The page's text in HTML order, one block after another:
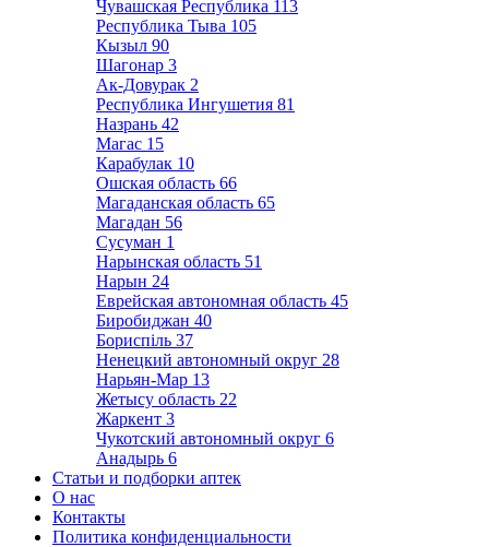
Чувашская Республика 113
Республика Тыва 105
Кызыл 90
Шагонар 3
Ак-Довурак 2
Республика Ингушетия 81
Назрань 42
Магас 15
Карабулак 10
Ошская область 66
Магаданская область 65
Магадан 56
Сусуман 1
Нарынская область 51
Нарын 24
Еврейская автономная область 45
Биробиджан 40
Бориспіль 37
Ненецкий автономный округ 28
Нарьян-Мар 13
Жетысу область 22
Жаркент 3
Чукотский автономный округ 6
Анадырь 6
Статьи и подборки аптек
О нас
Контакты
Политика конфиденциальности